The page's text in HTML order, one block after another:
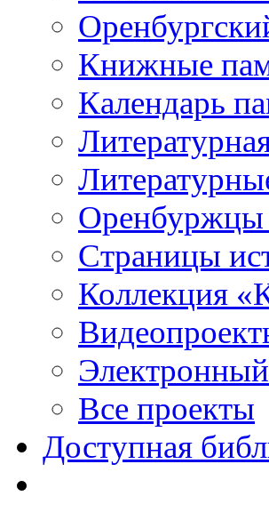
Книжные
Календарь
Оренбуржцы
Страницы
Коллекция
Все проекты
Доступная